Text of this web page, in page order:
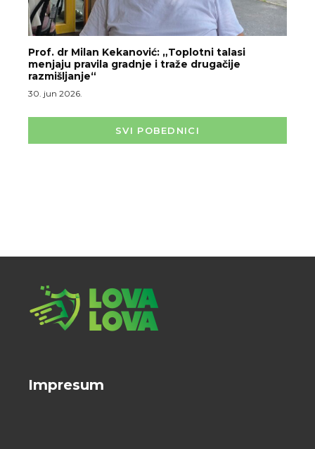
Prof. dr Milan Kekanović: „Toplotni talasi
menjaju pravila gradnje i traže drugačije
razmišljanje“
30. jun 2026.
SVI POBEDNICI
Impresum